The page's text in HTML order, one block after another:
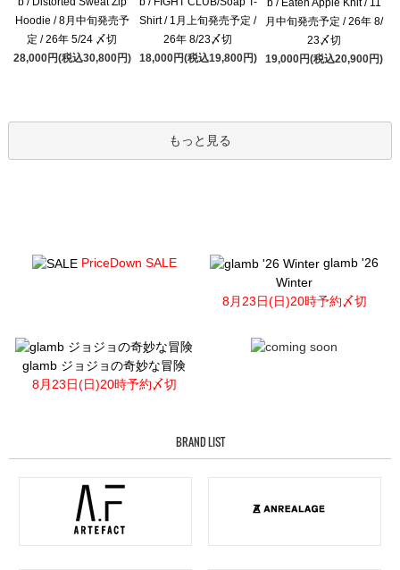
Hoodie / 8月中旬発売予
定 / 26年 5/24 〆切
28,000円(税込30,800円)
Shirt / 1月上旬発売予定 /
26年 8/23〆切
18,000円(税込19,800円)
月中旬発売予定 / 26年 8/
23〆切
19,000円(税込20,900円)
もっと見る
PriceDown SALE
glamb '26
Winter
8月23日(日)20時予約〆切
glamb ジョジョの奇妙な冒険
8月23日(日)20時予約〆切
BRAND LIST